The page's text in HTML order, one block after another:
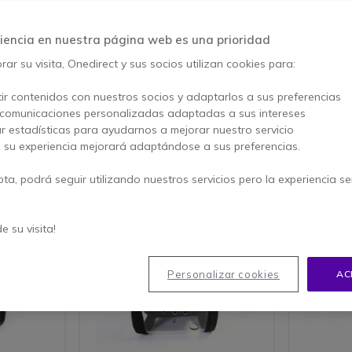
Ya sea una funda walkie rígida o flexible, permiten transportar
esenciales en sectores como seguridad, logística o industria,
y accesibles en todo momento.
en nuestra página web es una prioridad
su visita, Onedirect y sus socios utilizan cookies para:
contenidos con nuestros socios y adaptarlos a sus preferencias
personalizadas adaptadas a sus intereses
estadísticas para ayudarnos a mejorar nuestro servicio
su experiencia mejorará adaptándose a sus preferencias.
podrá seguir utilizando nuestros servicios pero la experiencia
su visita!
Personalizar cookies